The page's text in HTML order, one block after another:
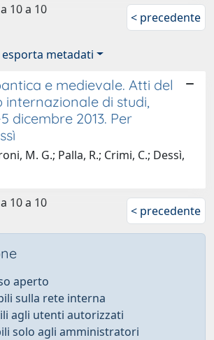
10 a 10
< precedente
esporta metadati
e medievale. Atti del
internazionale di studi,
dicembre 2013. Per
M. G.; Palla, R.; Crimi, C.; Dessì,
10 a 10
< precedente
aperto
sulla rete interna
agli utenti autorizzati
solo agli amministratori